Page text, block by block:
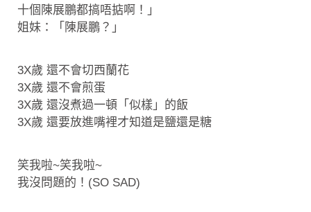
十個陳展鵬都搞唔掂啊！」
姐妹：「陳展鵬？」
3X歲 還不會切西蘭花
3X歲 還不會煎蛋
3X歲 還沒煮過一頓「似樣」的飯
3X歲 還要放進嘴裡才知道是鹽還是糖
笑我啦~笑我啦~
我沒問題的！(SO SAD)